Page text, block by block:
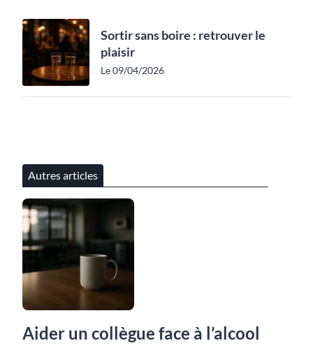
Sortir sans boire : retrouver le
plaisir
Le 09/04/2026
Autres articles
Aider un collègue face à l’alcool